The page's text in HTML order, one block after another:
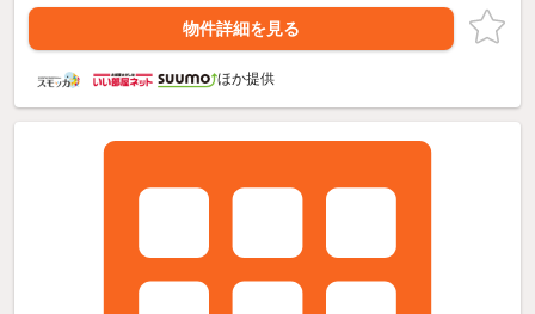
物件詳細を見る
ほか提供